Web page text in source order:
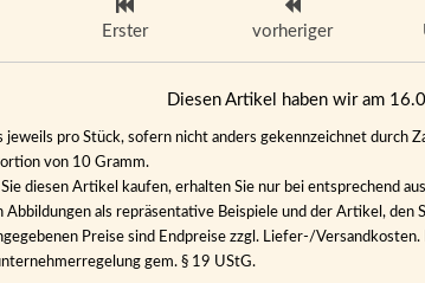
Erster vorheriger
Diesen Artikel haben wir am
jeweils pro Stück, sofern nicht anders gekennzeichnet durch
von 10 Gramm.
diesen Artikel kaufen, erhalten Sie nur bei entsprechend
Abbildungen als repräsentative Beispiele und der Artikel, den
Preise sind Endpreise zzgl. Liefer-/
gem. § 19 UStG.